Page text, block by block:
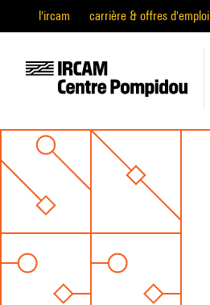
l'ircam carrière & offres d'emploi